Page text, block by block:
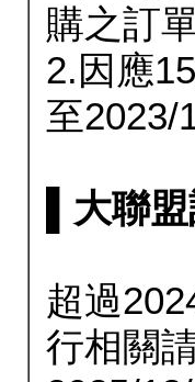
購之訂單
2.因應
至2023/
▌大聯
超過
行相關